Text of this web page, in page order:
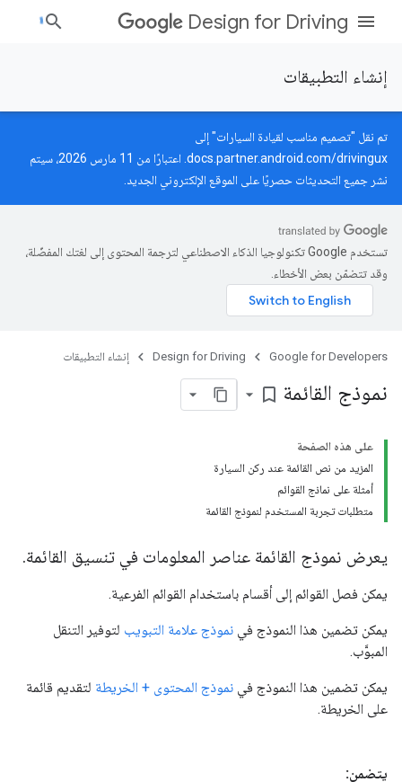
Design for Driving
إنشاء التطبيقات
تم نقل "تصميم مناسب لقيادة السيارات" إلى
docs.partner.android.com/drivingux
. اعتبارًا من 11 مارس 2026، سيتم
نشر جميع التحديثات حصريًا على الموقع الإلكتروني الجديد.
تستخدم Google تكنولوجيا الذكاء الاصطناعي لترجمة المحتوى إلى لغتك المفضّلة،
وقد تتضمّن بعض الأخطاء.
Google for Developers
Design for Driving إنشاء التطبيقات
نموذج القائمة bookmark_border
على هذه الصفحة
المزيد من نص القائمة عند ركن السيارة
أمثلة على نماذج القوائم
متطلبات تجربة المستخدم لنموذج القائمة
يعرض نموذج القائمة عناصر المعلومات في تنسيق القائمة.
يمكن فصل القوائم إلى أقسام باستخدام القوائم الفرعية.
يمكن تضمين هذا النموذج في نموذج علامة التبويب لتوفير التنقل
المبوَّب.
يمكن تضمين هذا النموذج في نموذج المحتوى + الخريطة لتقديم قائمة
على الخريطة.
يتضمن: